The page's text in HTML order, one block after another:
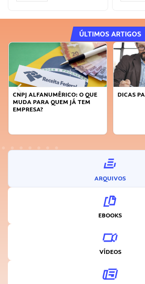
ÚLTIMOS ARTIGOS
DICAS PARA OBTER CRÉDITO
FAÇA A
ARQUIVOS
EBOOKS
VÍDEOS